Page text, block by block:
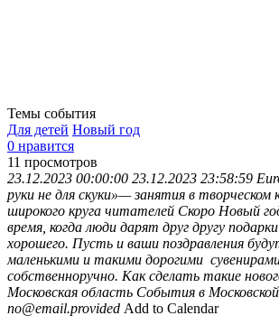
Темы события
Для детей Новый год
0 нравится
11 просмотров
23.12.2023 00:00:00 23.12.2023 23:58:59
руки не для скуки»— занятия в творческом
широкого круга читателей Скоро Новый
время, когда люди дарят друг другу
хорошего. Пусть и ваши поздравления
маленькими и такими дорогими
собственноручно. Как сделать такие
Московская область События в
no@email.provided Add to Calendar